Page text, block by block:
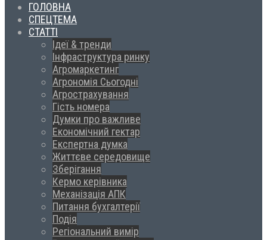
ГОЛОВНА
СПЕЦТЕМА
СТАТТІ
Ідеї & тренди
Інфраструктура ринку
Агромаркетинг
Агрономія Сьогодні
Агрострахування
Гість номера
Думки про важливе
Економічний гектар
Експертна думка
Життєве середовище
Зберігання
Кермо керівника
Механізація АПК
Питання бухгалтерії
Подія
Регіональний вимір